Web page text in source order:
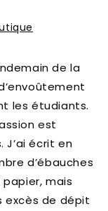
de la
les étudiants.
est
écrit en
d’ébauches
mais
excès de dépit